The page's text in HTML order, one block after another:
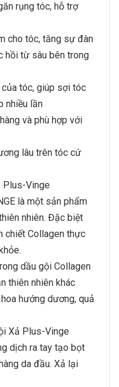
rụng tóc, hỗ trợ
cho tóc, tăng sự đàn
hồi từ sâu bên trong
tóc, giúp sợi tóc
nhiều lần
và phù hợp với
lâu trên tóc cứ
Plus-Vinge
là một sản phẩm
nhiên. Đặc biệt
chiết Collagen thực
dầu gội Collagen
thiên nhiên khác
hướng dương, quả
Xả Plus-Vinge
dịch ra tay tạo bọt
da đầu. Xả lại